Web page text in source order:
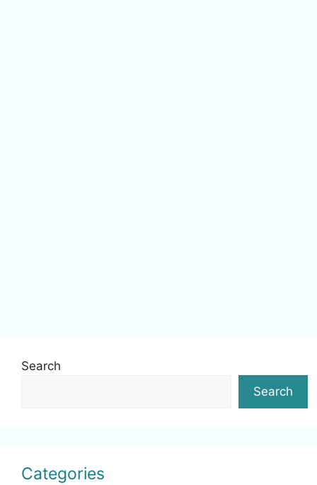
Search
Search
Categories